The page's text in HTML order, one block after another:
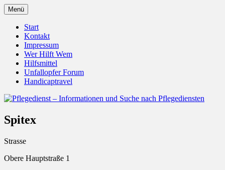
Zum
Inhalt
springen
Pflegedienst – Informationen
und Suche nach Pflegediensten
Unfallopfer – Hilfswerk
Menü
Start
Kontakt
Impressum
Wer Hilft Wem
Hilfsmittel
Unfallopfer Forum
Handicaptravel
Spitex
Strasse
Obere Hauptstraße 1